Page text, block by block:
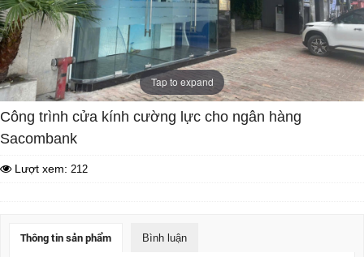
Tap to expand
Công trình cửa kính cường lực cho ngân hàng
Sacombank
Lượt xem: 212
Thông tin sản phẩm Bình luận